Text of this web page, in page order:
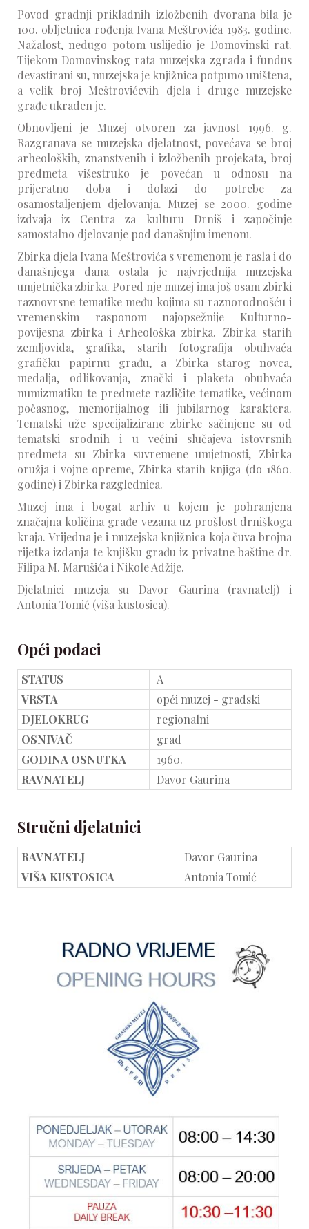
Povod gradnji prikladnih izložbenih dvorana bila je
100. obljetnica rođenja Ivana Meštrovića 1983. godine.
Nažalost, nedugo potom uslijedio je Domovinski rat.
Tijekom Domovinskog rata muzejska zgrada i fundus
devastirani su, muzejska je knjižnica potpuno uništena,
a velik broj Meštrovićevih djela i druge muzejske
građe ukraden je.
Obnovljeni je Muzej otvoren za javnost 1996. g.
Razgranava se muzejska djelatnost, povećava se broj
arheoloških, znanstvenih i izložbenih projekata, broj
predmeta višestruko je povećan u odnosu na
prijeratno doba i dolazi do potrebe za
osamostaljenjem djelovanja. Muzej se 2000. godine
izdvaja iz Centra za kulturu Drniš i započinje
samostalno djelovanje pod današnjim imenom.
Zbirka djela Ivana Meštrovića s vremenom je rasla i do
današnjega dana ostala je najvrjednija muzejska
umjetnička zbirka. Pored nje muzej ima još osam zbirki
raznovrsne tematike među kojima su raznorodnošću i
vremenskim rasponom najopsežnije Kulturno-
povijesna zbirka i Arheološka zbirka. Zbirka starih
zemljovida, grafika, starih fotografija obuhvaća
grafičku papirnu građu, a Zbirka starog novca,
medalja, odlikovanja, znački i plaketa obuhvaća
numizmatiku te predmete različite tematike, većinom
počasnog, memorijalnog ili jubilarnog karaktera.
Tematski uže specijalizirane zbirke sačinjene su od
tematski srodnih i u većini slučajeva istovrsnih
predmeta su Zbirka suvremene umjetnosti, Zbirka
oružja i vojne opreme, Zbirka starih knjiga (do 1860.
godine) i Zbirka razglednica.
Muzej ima i bogat arhiv u kojem je pohranjena
značajna količina građe vezana uz prošlost drniškoga
kraja. Vrijedna je i muzejska knjižnica koja čuva brojna
rijetka izdanja te knjišku građu iz privatne baštine dr.
Filipa M. Marušića i Nikole Adžije.
Djelatnici muzeja su Davor Gaurina (ravnatelj) i
Antonia Tomić (viša kustosica).
Opći podaci
STATUS
A
VRSTA
opći muzej - gradski
DJELOKRUG
regionalni
OSNIVAČ
grad
GODINA OSNUTKA
1960.
RAVNATELJ
Davor Gaurina
Stručni djelatnici
RAVNATELJ
Davor Gaurina
VIŠA KUSTOSICA
Antonia Tomić